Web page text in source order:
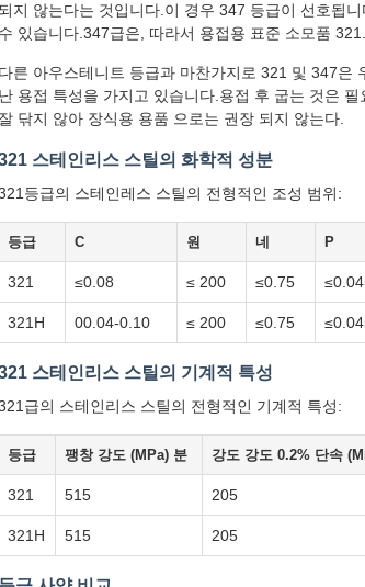
되지 않는다는 것입니다.이 경우 347 등급이 선호됩
수 있습니다.347급은, 따라서 용접용 표준 소모품
다른 아우스테니트 등급과 마찬가지로 321 및 347은
난 용접 특성을 가지고 있습니다.용접 후 굽는 것은
잘 닦지 않아 장식용 용품 으로는 권장 되지 않는다.
스테인리스 스틸의 화학적 성분
등급의 스테인레스 스틸의 전형적인 조성 범위:
등급 C 원 네 P
321 ≤0.08 ≤ 200 ≤0.75
321H 00.04-0.10 ≤ 200 ≤0.75
스테인리스 스틸의 기계적 특성
급의 스테인리스 스틸의 전형적인 기계적 특성:
등급 팽창 강도 (MPa) 분 강도 강도 0.2% 단속
321 515 205
321H 515 205